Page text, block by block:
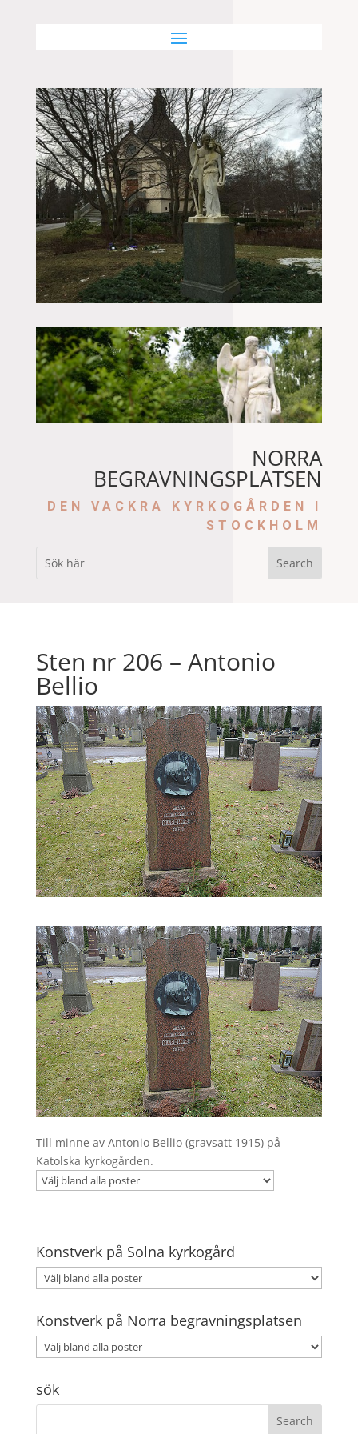
NORRA
BEGRAVNINGSPLATSEN
DEN VACKRA KYRKOGÅRDEN I
STOCKHOLM
Sten nr 206 – Antonio
Bellio
Till minne av Antonio Bellio (gravsatt 1915) på
Katolska kyrkogården.
Konstverk på Solna kyrkogård
Konstverk på Norra begravningsplatsen
sök